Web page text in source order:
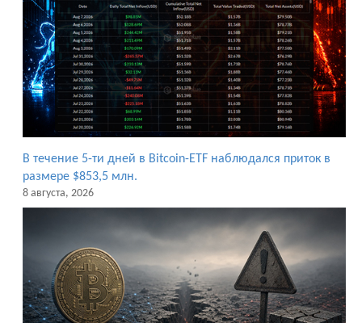
В течение 5-ти дней в Bitcoin-ETF наблюдался приток в
размере $853,5 млн.
8 августа, 2026